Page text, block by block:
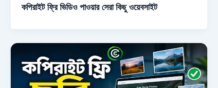
কপিরাইট ফ্রি ভিডিও পাওয়ার সেরা কিছু ওয়েবসাইট